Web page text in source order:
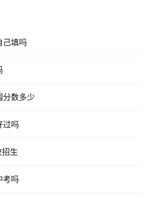
己填吗
分数多少
过吗
生
考吗